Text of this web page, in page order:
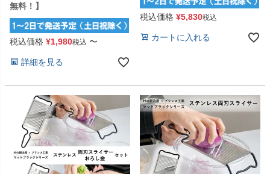
無料！】
税込価格 ¥1,980税込 〜
詳細を見る
税込価格 ¥5,830税込
カートに入れる